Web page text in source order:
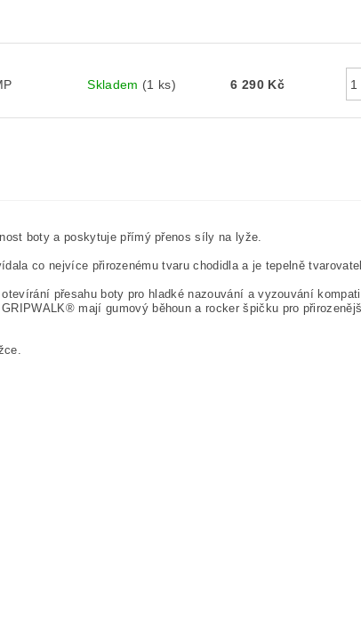
Skladem (1 ks) 6 290 Kč
boty a poskytuje přímý přenos síly na lyže.
co nejvíce přirozenému tvaru chodidla a je tepelně
přesahu boty pro hladké nazouvání a vyzouvání
mají gumový běhoun a rocker špičku pro